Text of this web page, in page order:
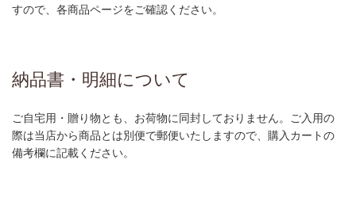
すので、各商品ページをご確認ください。
納品書・明細について
ご自宅用・贈り物とも、お荷物に同封しておりません。ご入用の
際は当店から商品とは別便で郵便いたしますので、購入カートの
備考欄に記載ください。